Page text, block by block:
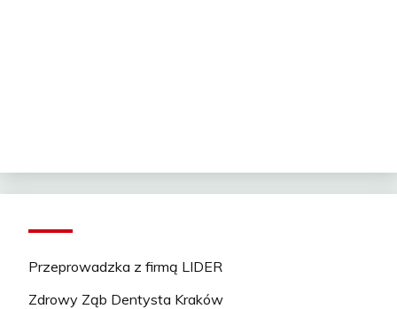
Przeprowadzka z firmą LIDER
Zdrowy Ząb Dentysta Kraków